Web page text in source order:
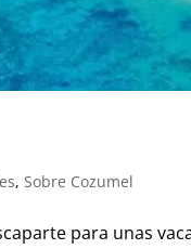
,Sobre Cozumel
para unas